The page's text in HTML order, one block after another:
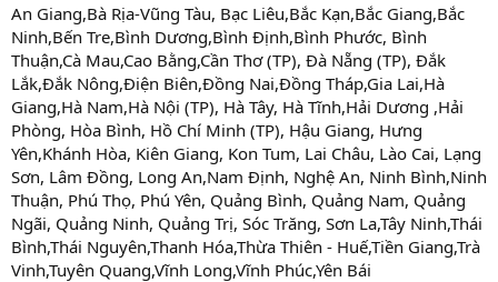
An Giang,Bà Rịa-Vũng Tàu, Bạc Liêu,Bắc Kạn,Bắc Giang,Bắc
Ninh,Bến Tre,Bình Dương,Bình Định,Bình Phước, Bình
Thuận,Cà Mau,Cao Bằng,Cần Thơ (TP), Đà Nẵng (TP), Đắk
Lắk,Đắk Nông,Điện Biên,Đồng Nai,Đồng Tháp,Gia Lai,Hà
Giang,Hà Nam,Hà Nội (TP), Hà Tây, Hà Tĩnh,Hải Dương ,Hải
Phòng, Hòa Bình, Hồ Chí Minh (TP), Hậu Giang, Hưng
Yên,Khánh Hòa, Kiên Giang, Kon Tum, Lai Châu, Lào Cai, Lạng
Sơn, Lâm Đồng, Long An,Nam Định, Nghệ An, Ninh Bình,Ninh
Thuận, Phú Thọ, Phú Yên, Quảng Bình, Quảng Nam, Quảng
Ngãi, Quảng Ninh, Quảng Trị, Sóc Trăng, Sơn La,Tây Ninh,Thái
Bình,Thái Nguyên,Thanh Hóa,Thừa Thiên - Huế,Tiền Giang,Trà
Vinh,Tuyên Quang,Vĩnh Long,Vĩnh Phúc,Yên Bái